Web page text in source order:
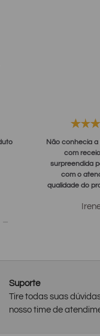
Não conhecia a
com
surpreendida
com o
qualidade do
Suporte
Tire todas suas
nosso time de